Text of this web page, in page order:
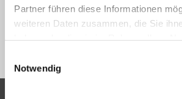
Partner führen diese Informationen
weiteren Daten zusammen, die Sie
Notwendig
VIELEN DANK FÜR IHR